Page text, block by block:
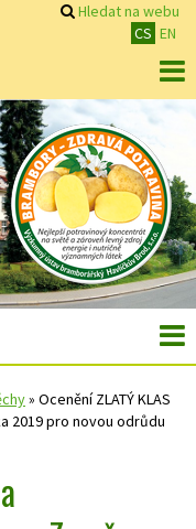
Hledat na webu
CS EN
» Ocenění ZLATÝ KLAS
2019 pro novou odrůdu